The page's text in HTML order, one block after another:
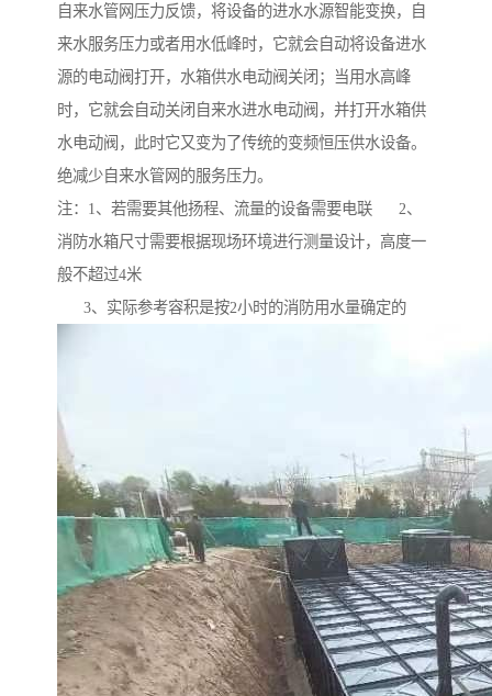
自来水管网压力反馈，将设备的进水水源智能变换，自
来水服务压力或者用水低峰时，它就会自动将设备进水
源的电动阀打开，水箱供水电动阀关闭；当用水高峰
时，它就会自动关闭自来水进水电动阀，并打开水箱供
水电动阀，此时它又变为了传统的变频恒压供水设备。
绝减少自来水管网的服务压力。
注：1、若需要其他扬程、流量的设备需要电联 2、
消防水箱尺寸需要根据现场环境进行测量设计，高度一
般不超过4米
3、实际参考容积是按2小时的消防用水量确定的